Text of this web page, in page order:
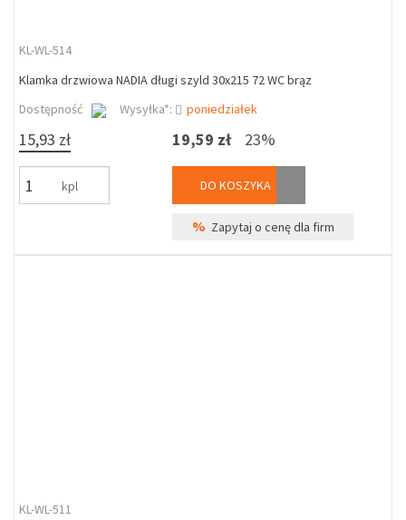
KL-WL-514
Klamka drzwiowa NADIA długi szyld 30x215 72 WC brąz
Dostępność
Wysyłka*: poniedziałek
15,93 zł
kpl
19,59 zł 23%
DO KOSZYKA
% Zapytaj o cenę dla firm
KL-WL-511